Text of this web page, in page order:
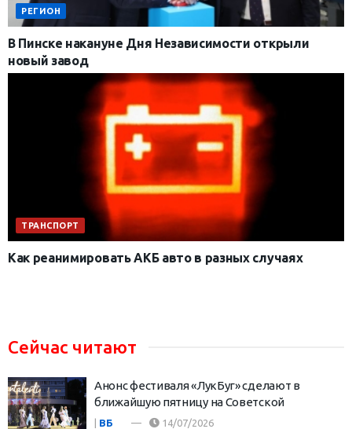
РЕГИОН
В Пинске накануне Дня Независимости открыли
новый завод
ТРАНСПОРТ
Как реанимировать АКБ авто в разных случаях
Сейчас читают
Анонс фестиваля «ЛукБуг» сделают в
ближайшую пятницу на Советской
| ВБ 14/07/2026